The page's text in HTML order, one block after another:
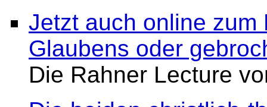
Jetzt auch online
Glaubens oder
Die Rahner Lecture